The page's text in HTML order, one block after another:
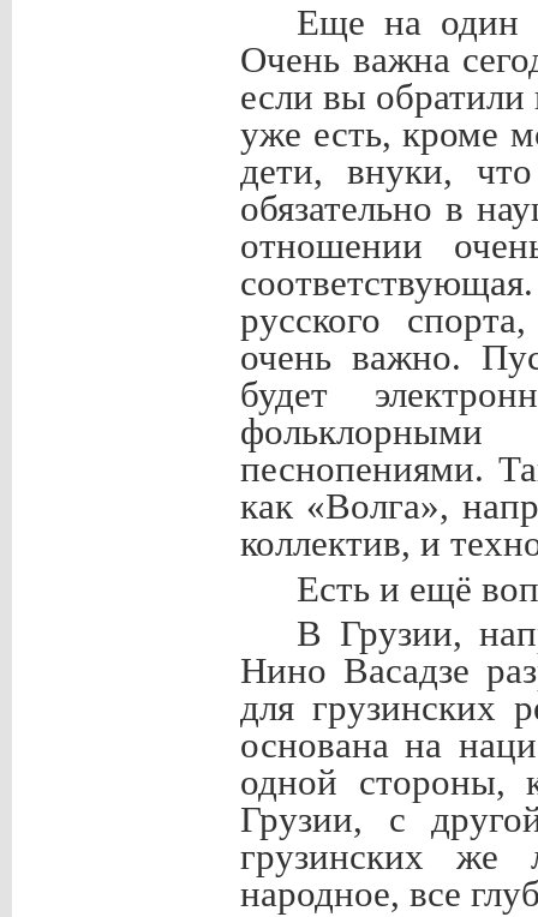
Еще на один
Очень важна
если вы обратили
уже есть, кроме
дети, внуки,
обязательно в
отношении
русского
очень важно.
будет
песнопениями.
как «Волга»,
коллектив, и
Есть и ещё
В Грузии,
Нино Васадзе
для грузинских
основана на
одной стороны,
Грузии, с
грузинских же
народное, все